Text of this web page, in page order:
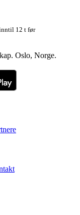
12 t før
Oslo, Norge.